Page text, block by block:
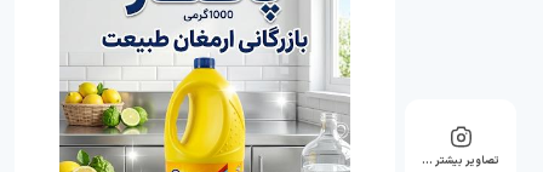
تصاویر بیشتر …